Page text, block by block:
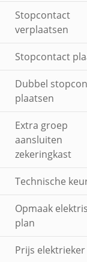
Stopcontact
verplaatsen
Stopcontact
Dubbel
plaatsen
Extra groep
aansluiten
zekeringkast
Technische
Opmaak
plan
Prijs elektrieker